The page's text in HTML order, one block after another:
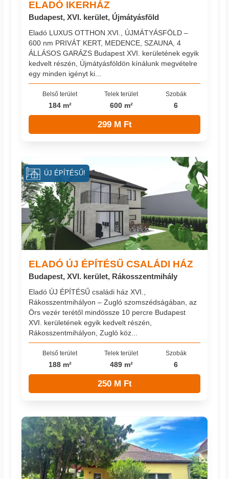
ELADÓ IKERHÁZ
Budapest, XVI. kerület, Újmátyásföld
Eladó LUXUS OTTHON XVI., ÚJMÁTYÁSFÖLD –
600 nm PRIVÁT KERT, MEDENCE, SZAUNA, 4
ÁLLÁSOS GARÁZS Budapest XVI. kerületének egyik
kedvelt részén, Újmátyásföldön kínálunk megvételre
egy minden igényt ki...
Belső terület
184 m²
Telek terület
600 m²
Szobák
6
299 M Ft
ELADÓ ÚJ ÉPÍTÉSŰ CSALÁDI HÁZ
Budapest, XVI. kerület, Rákosszentmihály
Eladó ÚJ ÉPÍTÉSŰ családi ház XVI.,
Rákosszentmihályon – Zugló szomszédságában, az
Örs vezér terétől mindössze 10 percre Budapest
XVI. kerületének egyik kedvelt részén,
Rákosszentmihályon, Zugló köz...
Belső terület
188 m²
Telek terület
489 m²
Szobák
6
250 M Ft
ÚJ ÉPÍTÉSŰ!